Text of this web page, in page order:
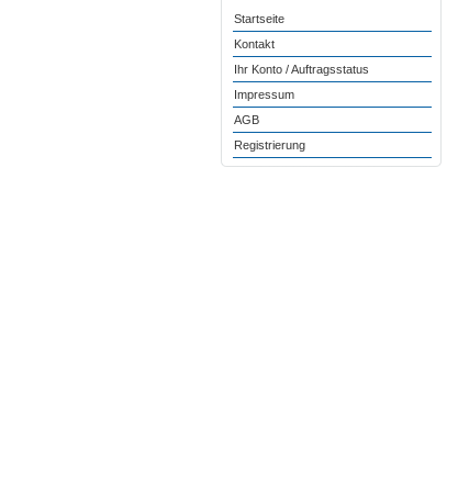
Startseite
Kontakt
Ihr Konto / Auftragsstatus
Impressum
AGB
Registrierung